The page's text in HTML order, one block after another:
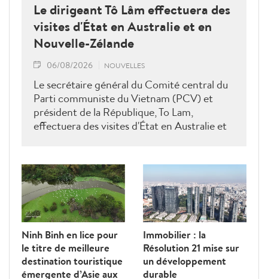
Le dirigeant Tô Lâm effectuera des
visites d'État en Australie et en
Nouvelle-Zélande
06/08/2026 NOUVELLES
Le secrétaire général du Comité central du
Parti communiste du Vietnam (PCV) et
président de la République, To Lam,
effectuera des visites d'État en Australie et
Ninh Binh en lice pour
le titre de meilleure
destination touristique
émergente d’Asie aux
Immobilier : la
Résolution 21 mise sur
un développement
durable